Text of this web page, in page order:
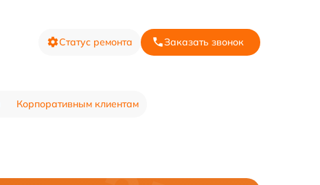
Статус ремонта Заказать звонок
Корпоративным клиентам